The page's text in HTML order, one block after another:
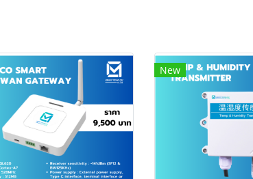
New